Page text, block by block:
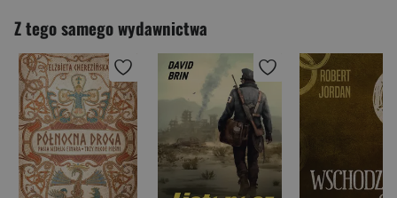
Z tego samego wydawnictwa